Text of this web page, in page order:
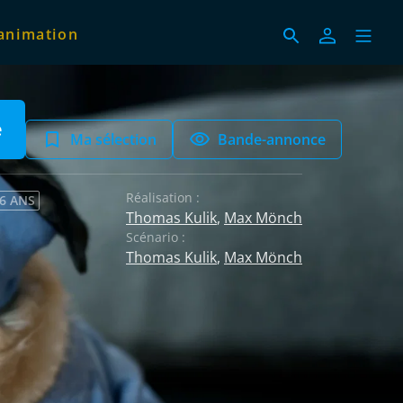
Ma sélection Bande-annonce
ANS Réalisation :
Thomas Kulik, Max Mönch
Scénario :
Thomas Kulik, Max Mönch